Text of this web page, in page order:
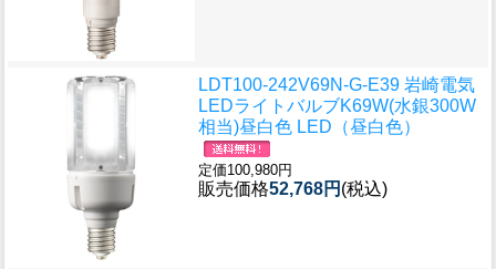
LDT100-242V69N-G-E39 岩崎電気
LEDライトバルブK69W(水銀300W
相当)昼白色 LED（昼白色）
定価100,980円
販売価格52,768円 (税込)